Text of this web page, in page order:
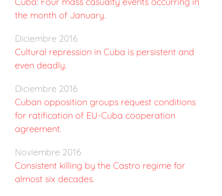
the month of January.
Diciembre 2016
Cultural repression in Cuba is persistent and
even deadly.
Diciembre 2016
Cuban opposition groups request conditions
for ratification of EU-Cuba cooperation
agreement.
Noviembre 2016
Consistent killing by the Castro regime for
almost six decades.